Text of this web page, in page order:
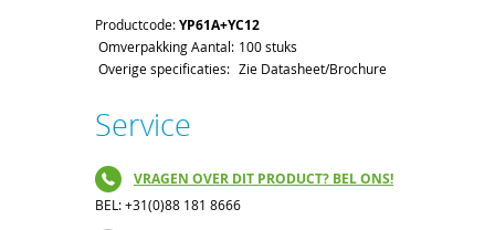
Productcode:YP61A+YC12
Omverpakking Aantal: 100 stuks
Overige specificaties: Zie Datasheet/Brochure
Service
VRAGEN OVER DIT PRODUCT? BEL ONS!
BEL: +31(0)88 181 8666